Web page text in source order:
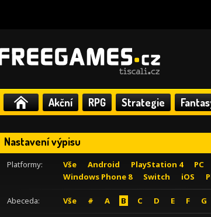
Akční RPG Strategie
Nastavení výpisu
Platformy: Vše Android PlayStation 4 PC
Windows Phone 8
Switch iOS
Abeceda: Vše # A B C D E F G